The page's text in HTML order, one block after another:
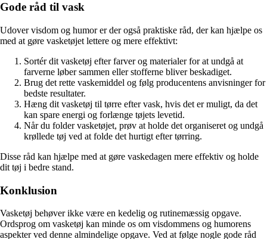
Gode råd til vask
Udover visdom og humor er der også praktiske råd, der kan hjælpe os
med at gøre vasketøjet lettere og mere effektivt:
Sortér dit vasketøj efter farver og materialer for at undgå at
farverne løber sammen eller stofferne bliver beskadiget.
Brug det rette vaskemiddel og følg producentens anvisninger for
bedste resultater.
Hæng dit vasketøj til tørre efter vask, hvis det er muligt, da det
kan spare energi og forlænge tøjets levetid.
Når du folder vasketøjet, prøv at holde det organiseret og undgå
krøllede tøj ved at folde det hurtigt efter tørring.
Disse råd kan hjælpe med at gøre vaskedagen mere effektiv og holde
dit tøj i bedre stand.
Konklusion
Vasketøj behøver ikke være en kedelig og rutinemæssig opgave.
Ordsprog om vasketøj kan minde os om visdommens og humorens
aspekter ved denne almindelige opgave. Ved at følge nogle gode råd